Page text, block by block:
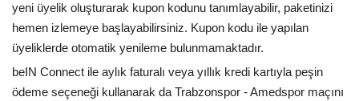
yeni üyelik oluşturarak kupon kodunu tanımlayabilir, paketinizi
hemen izlemeye başlayabilirsiniz. Kupon kodu ile yapılan
üyeliklerde otomatik yenileme bulunmamaktadır.
beIN Connect ile aylık faturalı veya yıllık kredi kartıyla peşin
ödeme seçeneği kullanarak da Trabzonspor - Amedspor maçını